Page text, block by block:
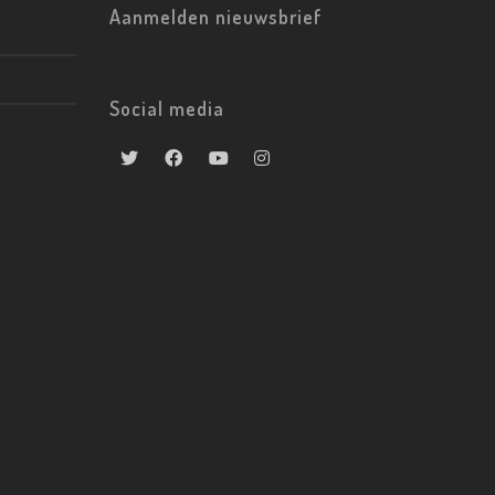
Aanmelden nieuwsbrief
Social media